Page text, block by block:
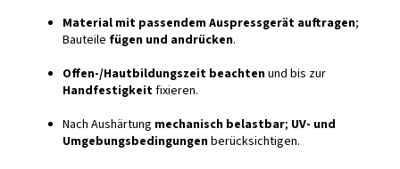
Material mit passendem Auspressgerät auftragen;
Bauteile fügen und andrücken.
Offen-/Hautbildungszeit beachtenund bis zur
Handfestigkeitfixieren.
Nach Aushärtung mechanisch belastbar; UV- und
Umgebungsbedingungenberücksichtigen.